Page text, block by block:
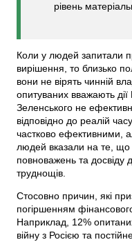
рівень
Коли у людей запитали
вирішення, то близько
вони не вірять чинній
опитуваних вважають
Зеленського не
відповідно до реалій
частково ефективними,
людей вказали на те,
повноважень та досвіду
труднощів.
Стосовно причин, які
погіршенням
Наприклад, 12%
війну з Росією та